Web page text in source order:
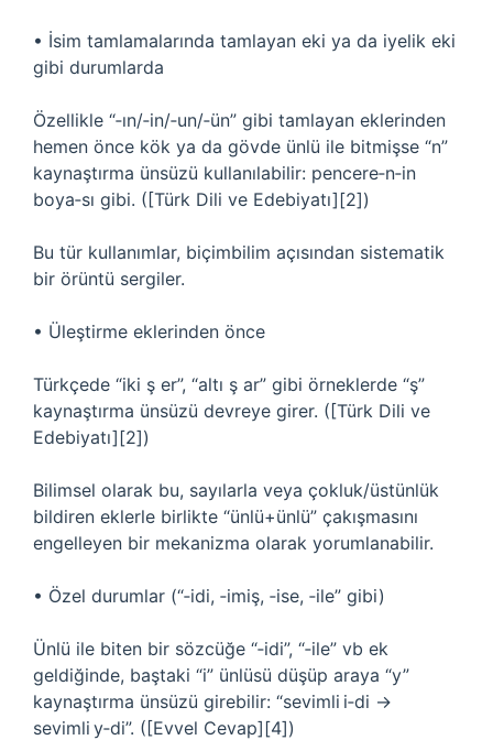
• İsim tamlamalarında tamlayan eki ya da iyelik eki
gibi durumlarda
Özellikle “‑ın/‑in/‑un/‑ün” gibi tamlayan eklerinden
hemen önce kök ya da gövde ünlü ile bitmişse “n”
kaynaştırma ünsüzü kullanılabilir: pencere‑n‑in
boya‑sı gibi. ([Türk Dili ve Edebiyatı][2])
Bu tür kullanımlar, biçimbilim açısından sistematik
bir örüntü sergiler.
• Üleştirme eklerinden önce
Türkçede “iki ş er”, “altı ş ar” gibi örneklerde “ş”
kaynaştırma ünsüzü devreye girer. ([Türk Dili ve
Edebiyatı][2])
Bilimsel olarak bu, sayılarla veya çokluk/üstünlük
bildiren eklerle birlikte “ünlü+ünlü” çakışmasını
engelleyen bir mekanizma olarak yorumlanabilir.
• Özel durumlar (“‑idi, ‑imiş, ‑ise, ‑ile” gibi)
Ünlü ile biten bir sözcüğe “‑idi”, “‑ile” vb ek
geldiğinde, baştaki “i” ünlüsü düşüp araya “y”
kaynaştırma ünsüzü girebilir: “sevimli i‑di →
sevimli y‑di”. ([Evvel Cevap][4])